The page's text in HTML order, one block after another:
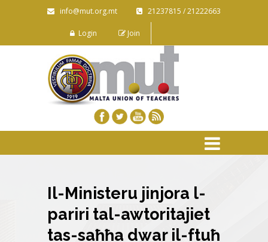
info@mut.org.mt 21237815 / 21222663
Login Join
Il-Ministeru jinjora l-
pariri tal-awtoritajiet
tas-saħħa dwar il-ftuħ